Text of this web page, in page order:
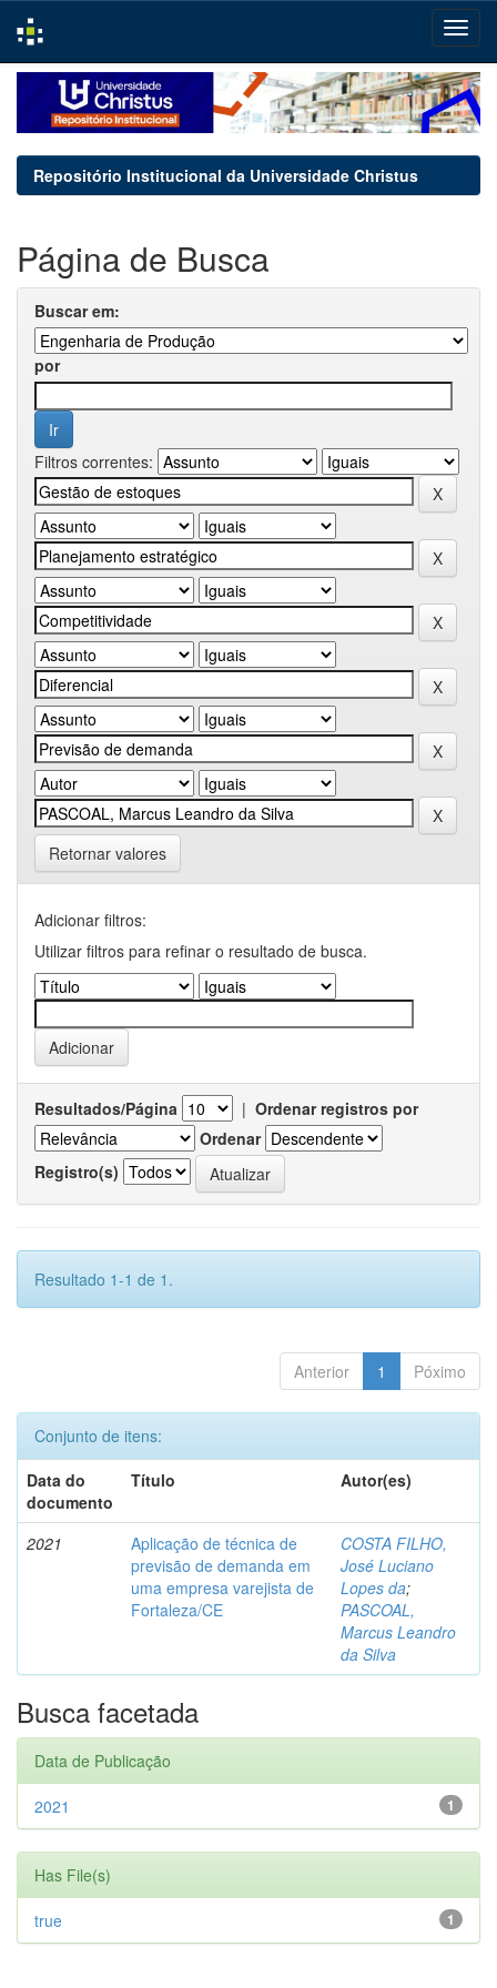
navigation
Repositório Institucional da Universidade Christus
Página de Busca
Buscar em:
por
Filtros correntes:
Retornar valores
Adicionar filtros:
Utilizar filtros para refinar o resultado de busca.
Resultados/Página | Ordenar registros por
Ordenar
Registro(s)
Resultado 1-1 de 1.
Anterior 1 Póximo
Conjunto de itens:
Data do
documento
Título Autor(es)
2021
Aplicação de técnica de
previsão de demanda em
uma empresa varejista de
Fortaleza/CE
COSTA FILHO,
José Luciano
Lopes da;
PASCOAL,
Marcus Leandro
da Silva
Busca facetada
Data de Publicação
1
2021
Has File(s)
1
true